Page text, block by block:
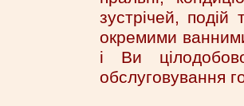
зустрічей,
окремими
і Ви
обслуговування